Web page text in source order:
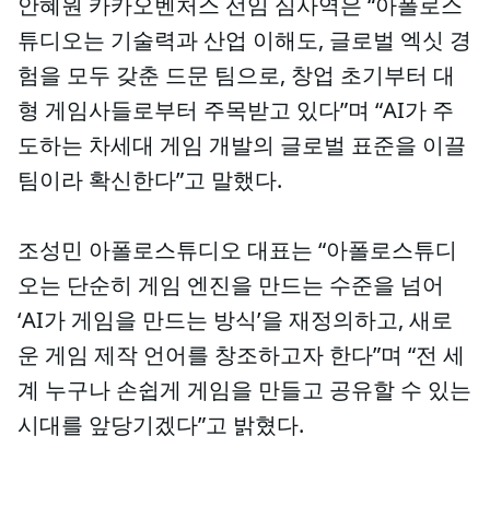
튜디오는 기술력과 산업 이해도, 글로벌 엑싯 경
험을 모두 갖춘 드문 팀으로, 창업 초기부터 대
형 게임사들로부터 주목받고 있다”며 “AI가 주
도하는 차세대 게임 개발의 글로벌 표준을 이끌
팀이라 확신한다”고 말했다.
조성민 아폴로스튜디오 대표는 “아폴로스튜디
오는 단순히 게임 엔진을 만드는 수준을 넘어
‘AI가 게임을 만드는 방식’을 재정의하고, 새로
운 게임 제작 언어를 창조하고자 한다”며 “전 세
계 누구나 손쉽게 게임을 만들고 공유할 수 있는
시대를 앞당기겠다”고 밝혔다.